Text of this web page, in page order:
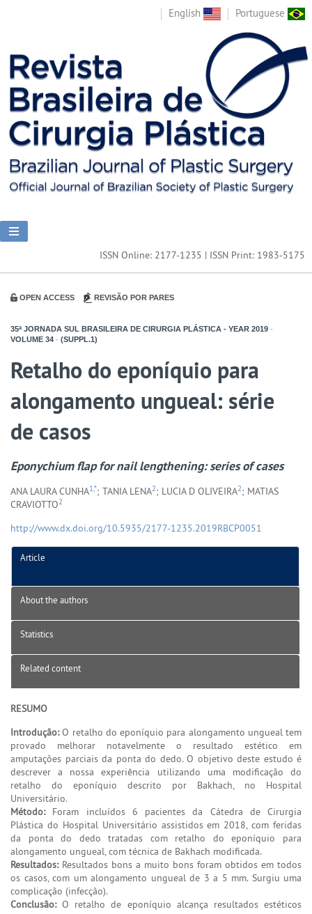
English Portuguese
ISSN Online: 2177-1235 | ISSN Print: 1983-5175
OPEN ACCESS REVISÃO POR PARES
35ª JORNADA SUL BRASILEIRA DE CIRURGIA PLÁSTICA - YEAR 2019 -
VOLUME 34 - (SUPPL.1)
Retalho do eponíquio para
alongamento ungueal: série
de casos
Eponychium flap for nail lengthening: series of cases
ANA LAURA CUNHA1,*; TANIA LENA2; LUCIA D OLIVEIRA2; MATIAS
CRAVIOTTO2
http://www.dx.doi.org/10.5935/2177-1235.2019RBCP0051
Article
About the authors
Statistics
Related content
RESUMO
Introdução:O retalho do eponíquio para alongamento ungueal tem
provado melhorar notavelmente o resultado estético em
amputações parciais da ponta do dedo. O objetivo deste estudo é
descrever a nossa experiência utilizando uma modificação do
retalho do eponíquio descrito por Bakhach, no Hospital
Universitário.
Método:Foram incluídos 6 pacientes da Cátedra de Cirurgia
Plástica do Hospital Universitário assistidos em 2018, com feridas
da ponta do dedo tratadas com retalho do eponíquio para
alongamento ungueal, com técnica de Bakhach modificada.
Resultados:Resultados bons a muito bons foram obtidos em todos
os casos, com um alongamento ungueal de 3 a 5 mm. Surgiu uma
complicação (infecção).
Conclusão:O retalho de eponíquio alcança resultados estéticos